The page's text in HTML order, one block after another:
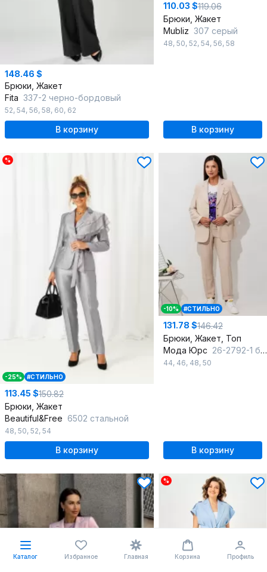
148.46 $
Брюки, Жакет
Fita 337-2 черно-бордовый
52, 54, 56, 58, 60, 62
В корзину
110.03 $119.06
Брюки, Жакет
Mubliz 307 серый
48, 50, 52, 54, 56, 58
В корзину
%
-25% #СТИЛЬНО
113.45 $150.82
Брюки, Жакет
Beautiful&Free 6502 стальной
48, 50, 52, 54
В корзину
-10% #СТИЛЬНО
131.78 $146.42
Брюки, Жакет, Топ
Мода Юрс 26-2792-1 бежевый
44, 46, 48, 50
В корзину
%
Каталог Избранное Главная Корзина Профиль